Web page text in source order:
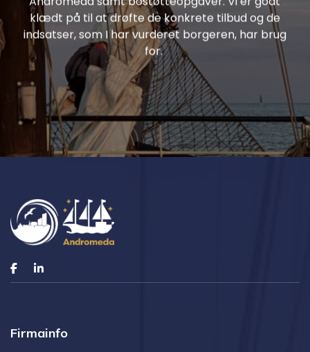
klædt på til at drøfte de konkrete tilbud og de
indsatser, som I har vurderet borgeren, har brug
for.
Firmainfo